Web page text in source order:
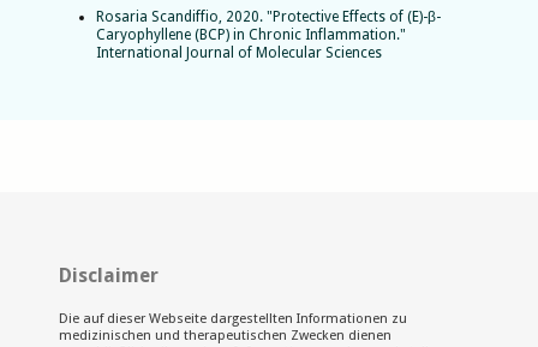
Rosaria Scandiffio, 2020. "Protective Effects of (E)-β-
Caryophyllene (BCP) in Chronic Inflammation."
International Journal of Molecular Sciences
Disclaimer
Die auf dieser Webseite dargestellten Informationen zu
medizinischen und therapeutischen Zwecken dienen